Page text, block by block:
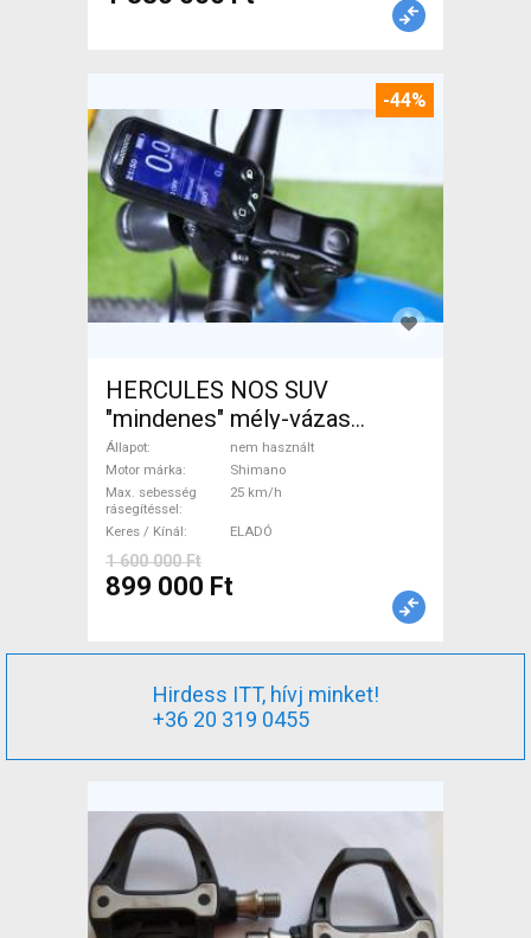
-44%
HERCULES NOS SUV
"mindenes" mély-vázas
Elektromos Trekking/cross
25 km/h Shimano nem
használt ELADÓ
Állapot
nem használt
Motor márka
Shimano
Max. sebesség
rásegítéssel
25 km/h
Keres / Kínál ELADÓ
1 600 000 Ft
899 000 Ft
Hirdess ITT, hívj minket!
+36 20 319 0455